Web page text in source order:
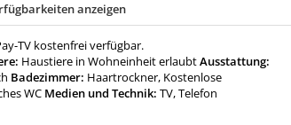
anzeigen
TV kostenfrei verfügbar.
Haustiere in Wohneinheit erlaubtAusstattung:
Badezimmer: Haartrockner, Kostenlose
WC Medien und Technik:TV, Telefon